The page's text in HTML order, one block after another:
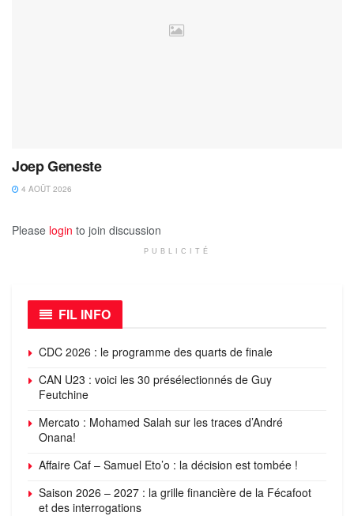
Joep Geneste
4 AOÛT 2026
Please login to join discussion
PUBLICITÉ
FIL INFO
CDC 2026 : le programme des quarts de finale
CAN U23 : voici les 30 présélectionnés de Guy
Feutchine
Mercato : Mohamed Salah sur les traces d’André
Onana!
Affaire Caf – Samuel Eto’o : la décision est tombée !
Saison 2026 – 2027 : la grille financière de la Fécafoot
et des interrogations